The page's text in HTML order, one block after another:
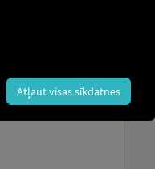
Atļaut visas sīkdatnes